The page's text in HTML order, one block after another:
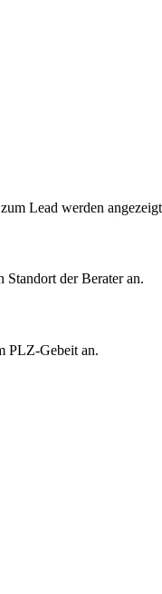
Lead werden
der Berater an.
PLZ-Gebeit an.